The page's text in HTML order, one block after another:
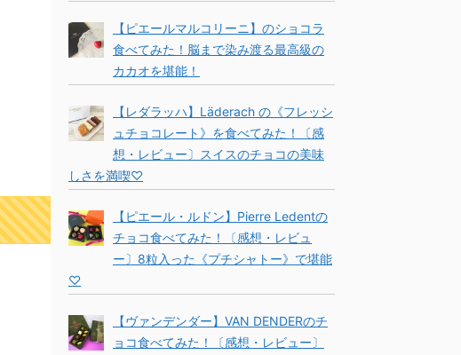
【ピエールマルコリーニ】のショコラ
食べてみた！脳まで染み渡る最高級の
カカオを堪能！
【レダラッハ】Läderach の《フレッシ
ュチョコレート》を食べてみた！〔感
想・レビュー〕スイスのチョコの美味
しさを満喫♡
【ピエール・ルドン】Pierre Ledentの
チョコ食べてみた！〔感想・レビュ
ー〕8粒入った《プチシャトー》で堪能
♡
【ヴァンデンダー】VAN DENDERのチ
ョコ食べてみた！〔感想・レビュー〕